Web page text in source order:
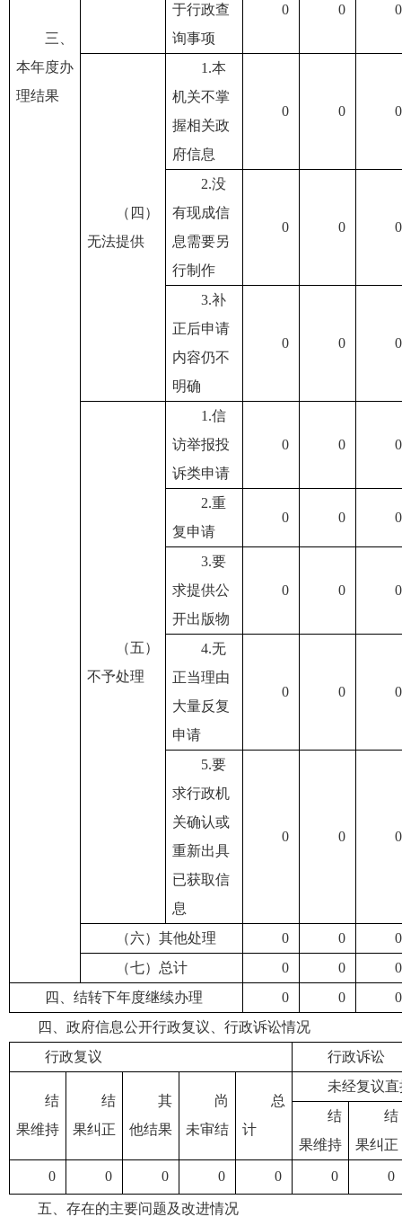
三、
本年度办
理结果
于行政查
询事项
0 0 0
（四）
无法提供
1.本
机关不掌
握相关政
府信息
0 0 0
2.没
有现成信
息需要另
行制作
0 0 0
3.补
正后申请
内容仍不
明确
0 0 0
（五）
不予处理
1.信
访举报投
诉类申请
0 0 0
2.重
复申请
0 0 0
3.要
求提供公
开出版物
0 0 0
4.无
正当理由
大量反复
申请
0 0 0
5.要
求行政机
关确认或
重新出具
已获取信
息
0 0 0
（六）其他处理 0 0
0
（七）总计
0 0
0
四、结转下年度继续办理
0 0
0
四、政府信息公开行政复议、行政诉讼情况
行政复议
行政诉讼
结
果维持
结
果纠正
其
他结果
尚
未审结
总
计
未经复议
结
果维持
结
果纠正
0 0 0 0 0 0 0
五、存在的主要问题及改进情况